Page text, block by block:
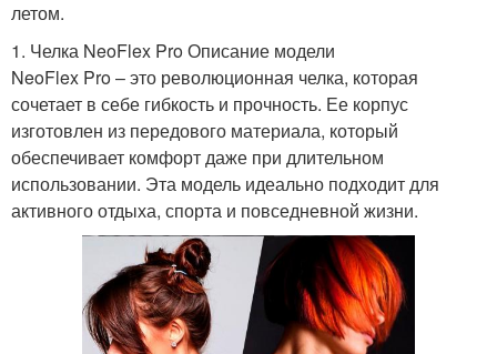
летом.
1. Челка NeoFlex Pro Описание модели
NeoFlex Pro – это революционная челка, которая
сочетает в себе гибкость и прочность. Ее корпус
изготовлен из передового материала, который
обеспечивает комфорт даже при длительном
использовании. Эта модель идеально подходит для
активного отдыха, спорта и повседневной жизни.